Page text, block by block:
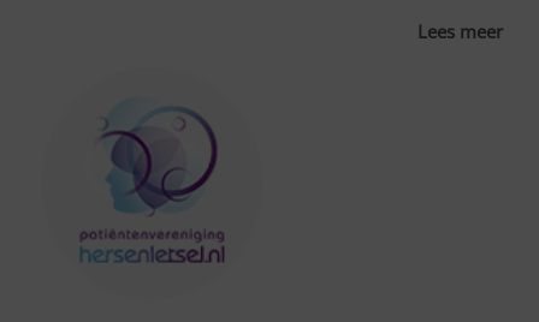
Lees meer